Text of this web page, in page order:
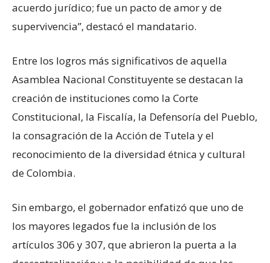
acuerdo jurídico; fue un pacto de amor y de
supervivencia”, destacó el mandatario.
Entre los logros más significativos de aquella
Asamblea Nacional Constituyente se destacan la
creación de instituciones como la Corte
Constitucional, la Fiscalía, la Defensoría del Pueblo,
la consagración de la Acción de Tutela y el
reconocimiento de la diversidad étnica y cultural
de Colombia.
Sin embargo, el gobernador enfatizó que uno de
los mayores legados fue la inclusión de los
artículos 306 y 307, que abrieron la puerta a la